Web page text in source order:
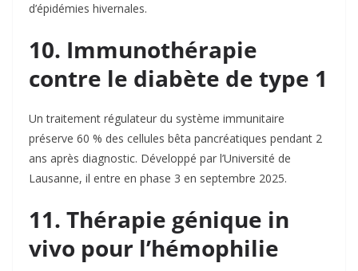
d’épidémies hivernales.
10. Immunothérapie
contre le diabète de type 1
Un traitement régulateur du système immunitaire
préserve 60 % des cellules bêta pancréatiques pendant 2
ans après diagnostic. Développé par l’Université de
Lausanne, il entre en phase 3 en septembre 2025.
11. Thérapie génique in
vivo pour l’hémophilie